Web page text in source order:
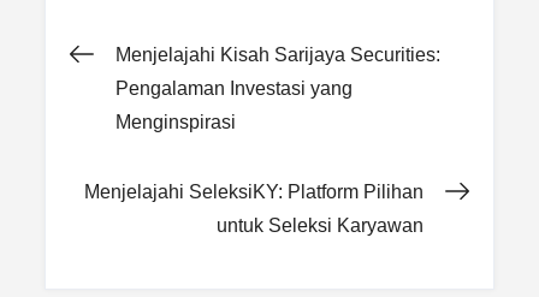
Post
navigation
Menjelajahi Kisah Sarijaya Securities:
Pengalaman Investasi yang
Menginspirasi
Menjelajahi SeleksiKY: Platform Pilihan
untuk Seleksi Karyawan